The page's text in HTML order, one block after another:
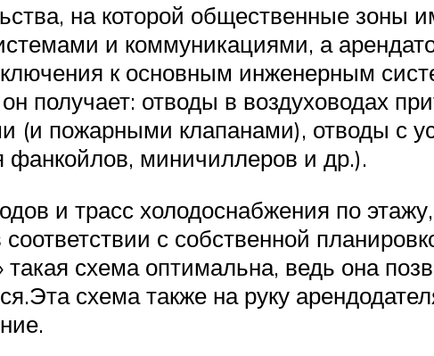
на которой общественные зоны
и коммуникациями, а
к основным инженерным
получает: отводы в воздуховодах
(и пожарными клапанами), отводы с
миничиллеров и др.).
и трасс холодоснабжения по
с собственной
схема оптимальна, ведь она
схема также на руку